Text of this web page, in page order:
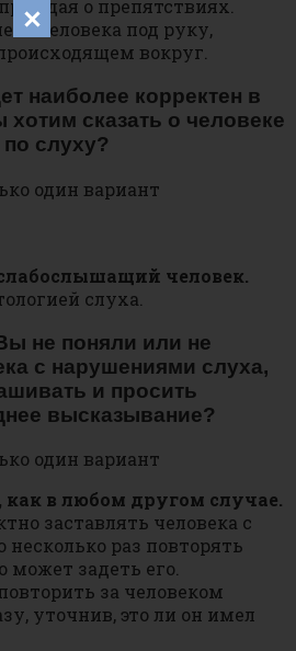
о препятствиях.
человека под руку,
вокруг.
наиболее корректен в
сказать о человеке
слуху?
один вариант
человек.
слуха.
не поняли или не
с нарушениями слуха,
и просить
высказывание?
один вариант
как в любом другом случае.
заставлять человека с
раз повторять
может задеть его.
за человеком
уточнив, это ли он имел